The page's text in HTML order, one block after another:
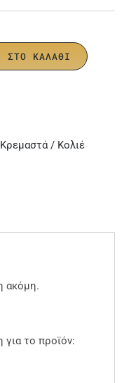
ΣΤΟ ΚΑΛΆΘΙ
Κρεμαστά / Κολιέ
ακόμη.
το προϊόν: